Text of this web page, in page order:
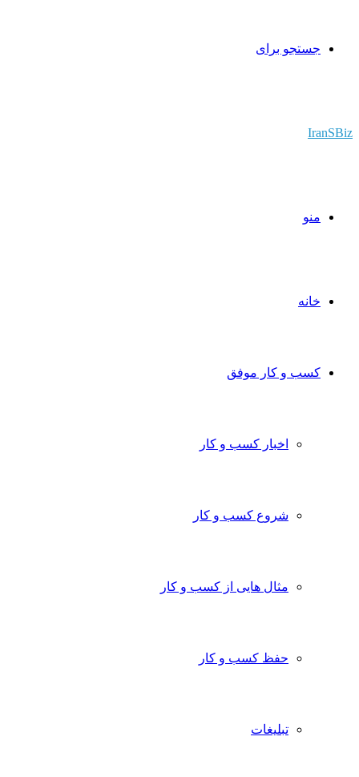
جستجو برای
IranSBiz
منو
خانه
کسب و کار موفق
اخبار کسب و کار
شروع کسب و کار
مثال هایی از کسب و کار
حفظ کسب و کار
تبلیغات